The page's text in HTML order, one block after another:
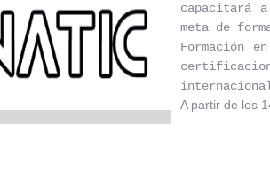
capacitará
meta de
Formación
A partir de los